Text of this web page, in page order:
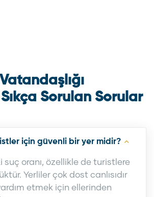
Sorulan Sorular
için güvenli bir yer midir?
suç oranı, özellikle de turistlere
Yerliler çok dost canlısıdır
etmek için ellerinden